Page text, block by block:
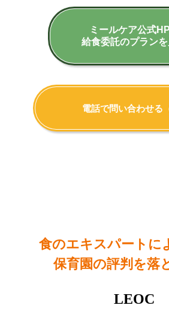
ミールケア公式
給食委託のプラン
電話で問い合わせる
食のエキスパートに
保育園の評判を落
LEOC